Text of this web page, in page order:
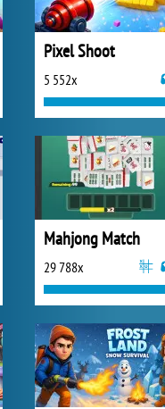
Pixel Shoot
5 552x
Mahjong Match
29 788x